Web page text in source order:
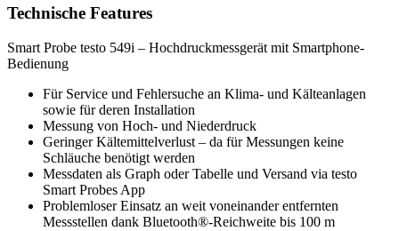
Technische Features
Smart Probe testo 549i – Hochdruckmessgerät mit Smartphone-
Bedienung
Für Service und Fehlersuche an Klima- und Kälteanlagen
sowie für deren Installation
Messung von Hoch- und Niederdruck
Geringer Kältemittelverlust – da für Messungen keine
Schläuche benötigt werden
Messdaten als Graph oder Tabelle und Versand via testo
Smart Probes App
Problemloser Einsatz an weit voneinander entfernten
Messstellen dank Bluetooth®-Reichweite bis 100 m